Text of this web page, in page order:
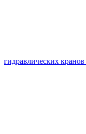
гидравлических кранов